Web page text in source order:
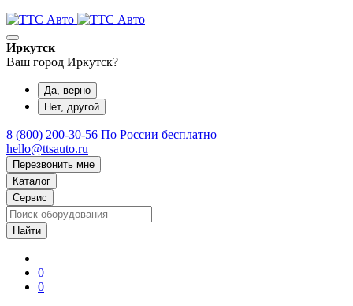
Иркутск
Ваш город Иркутск?
Да, верно
Нет, другой
8 (800) 200-30-56 По России бесплатно
hello@ttsauto.ru
Перезвонить мне
Каталог
Сервис
0
0